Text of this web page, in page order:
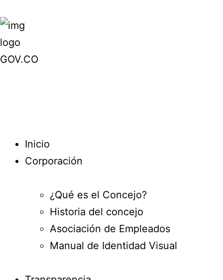
Inicio
Corporación
¿Qué es el Concejo?
Historia del concejo
Asociación de Empleados
Manual de Identidad Visual